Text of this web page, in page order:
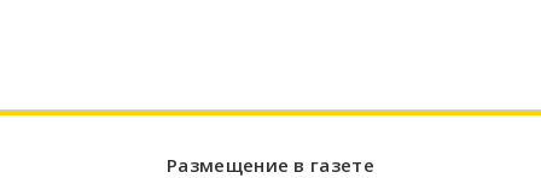
Размещение в газете